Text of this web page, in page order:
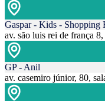
Gaspar - Kids - Shopping
av. são luis rei de frança
GP - Anil
av. casemiro júnior, 80,